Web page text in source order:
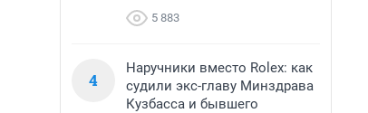
5 883
4
Наручники вместо Rolex: как
судили экс-главу Минздрава
Кузбасса и бывшего